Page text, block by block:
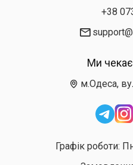
+38
Ми
м.Одеса,
Графік роботи: